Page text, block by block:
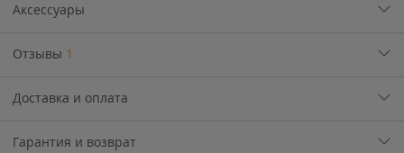
Аксессуары
Отзывы 1
Доставка и оплата
Гарантия и возврат